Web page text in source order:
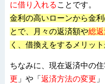
に借り入れる ことです。
金利の高いローンから金
とで、月々の返済額や総
く、借換えをするメリッ
ちなみに、現在返済中の住
更 」や「 返済方法の変更